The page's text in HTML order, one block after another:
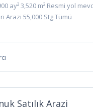
ay² 3,520 m² Resmi yol
Arazi 55,000 Stg Tümü
Satılık Arazi